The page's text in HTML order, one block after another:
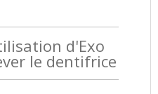
d'Exo
le dentifrice